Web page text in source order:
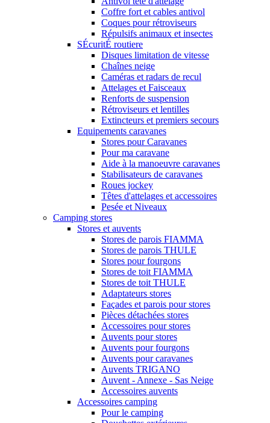
Coffre fort et cables antivol
Coques pour rétroviseurs
Répulsifs animaux et insectes
SÉcuritÉ routiere
Disques limitation de vitesse
Chaînes neige
Caméras et radars de recul
Attelages et Faisceaux
Renforts de suspension
Rétroviseurs et lentilles
Extincteurs et premiers secours
Equipements caravanes
Stores pour Caravanes
Pour ma caravane
Aide à la manoeuvre caravanes
Stabilisateurs de caravanes
Roues jockey
Têtes d'attelages et accessoires
Pesée et Niveaux
Camping stores
Stores et auvents
Stores de parois FIAMMA
Stores de parois THULE
Stores pour fourgons
Stores de toit FIAMMA
Stores de toit THULE
Adaptateurs stores
Façades et parois pour stores
Pièces détachées stores
Accessoires pour stores
Auvents pour stores
Auvents pour fourgons
Auvents pour caravanes
Auvents TRIGANO
Auvent - Annexe - Sas Neige
Accessoires auvents
Accessoires camping
Pour le camping